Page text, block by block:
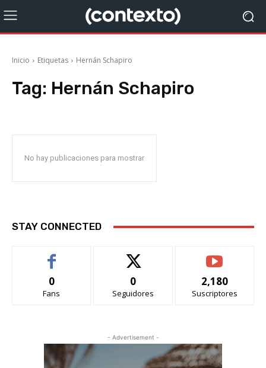
Inicio Etiquetas Hernán Schapiro
Tag: Hernán Schapiro
No hay publicaciones para mostrar
STAY CONNECTED
0
Fans
0
Seguidores
2,180
Suscriptores
- Advertisement -